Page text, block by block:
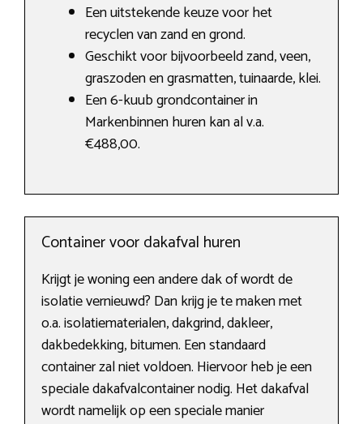
Een uitstekende keuze voor het
recyclen van zand en grond.
Geschikt voor bijvoorbeeld zand, veen,
graszoden en grasmatten, tuinaarde, klei.
Een 6-kuub grondcontainer in
Markenbinnen huren kan al v.a.
€488,00.
Container voor dakafval huren
Krijgt je woning een andere dak of wordt de
isolatie vernieuwd? Dan krijg je te maken met
o.a. isolatiematerialen, dakgrind, dakleer,
dakbedekking, bitumen. Een standaard
container zal niet voldoen. Hiervoor heb je een
speciale dakafvalcontainer nodig. Het dakafval
wordt namelijk op een speciale manier